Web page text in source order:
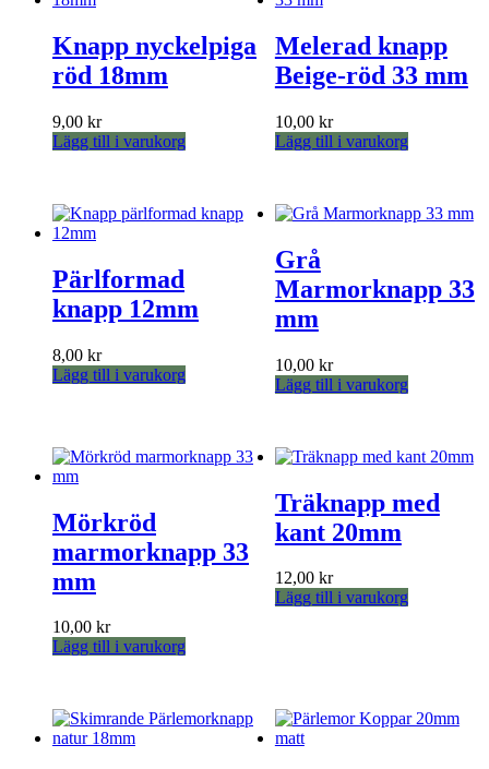
Knapp nyckelpiga
röd 18mm
9,00 kr
Lägg till i varukorg
Melerad knapp
Beige-röd 33 mm
10,00 kr
Lägg till i varukorg
Pärlformad
knapp 12mm
8,00 kr
Lägg till i varukorg
Grå
Marmorknapp 33
mm
10,00 kr
Lägg till i varukorg
Mörkröd
marmorknapp 33
mm
10,00 kr
Lägg till i varukorg
Träknapp med
kant 20mm
12,00 kr
Lägg till i varukorg